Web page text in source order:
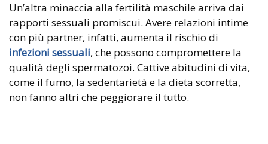
Un’altra minaccia alla fertilità maschile arriva dai
rapporti sessuali promiscui. Avere relazioni intime
con più partner, infatti, aumenta il rischio di
infezioni sessuali, che possono compromettere la
qualità degli spermatozoi. Cattive abitudini di vita,
come il fumo, la sedentarietà e la dieta scorretta,
non fanno altri che peggiorare il tutto.